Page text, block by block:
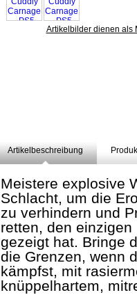
Artikelbilder dienen als
Artikelbeschreibung
Meistere explosive
Schlacht, um die
zu verhindern und
retten, den
gezeigt hat. Bringe
die Grenzen, wenn
kämpfst, mit
knüppelhartem,